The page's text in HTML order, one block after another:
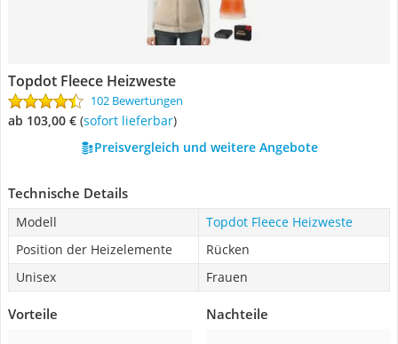
Topdot Fleece Heizweste
102 Bewertungen
ab 103,00 € ( Sofort lieferbar)
Preisvergleich und weitere Angebote
Technische Details
Modell
Topdot Fleece Heizweste
Position der Heizelemente
Rücken
Unisex
Frauen
Vorteile Nachteile